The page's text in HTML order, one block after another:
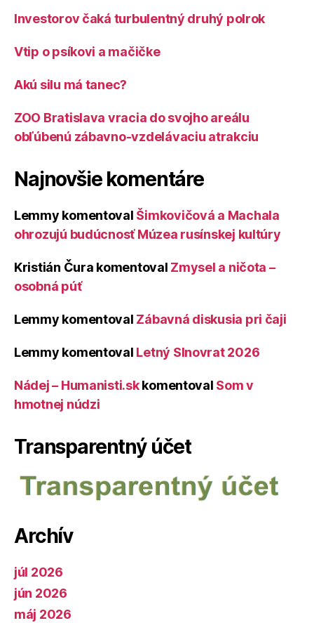
Investorov čaká turbulentný druhý polrok
Vtip o psíkovi a mačičke
Akú silu má tanec?
ZOO Bratislava vracia do svojho areálu
obľúbenú zábavno-vzdelávaciu atrakciu
Najnovšie komentáre
Lemmy komentoval Šimkovičová a Machala
ohrozujú budúcnosť Múzea rusínskej kultúry
Kristián Čura komentoval Zmysel a ničota –
osobná púť
Lemmy komentoval Zábavná diskusia pri čaji
Lemmy komentoval Letný Slnovrat 2026
Nádej – Humanisti.skkomentoval Som v
hmotnej núdzi
Transparentný účet
Archív
júl 2026
jún 2026
máj 2026